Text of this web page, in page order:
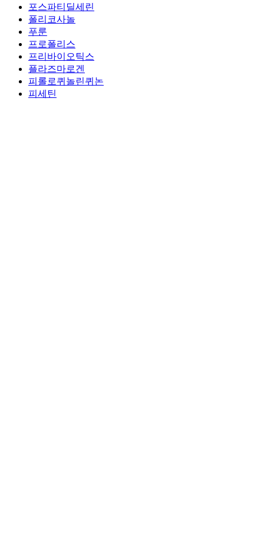
포스파티딜세린
폴리코사놀
푸룬
프로폴리스
프리바이오틱스
플라즈마로겐
피롤로퀴놀린퀴논
피세틴